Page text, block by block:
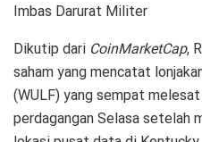
Imbas Darurat Militer
Dikutip dari CoinMarketCap,
saham yang mencatat
(WULF) yang sempat
perdagangan Selasa setelah